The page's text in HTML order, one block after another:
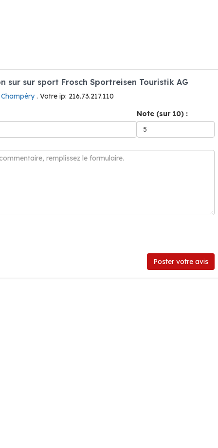
sur sport Frosch Sportreisen Touristik AG
. Votre ip: 216.73.217.110
Note (sur 10) :
Poster votre avis